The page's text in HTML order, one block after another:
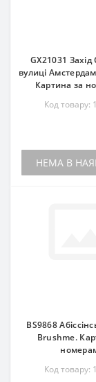
GX21031
вулиці
Картина за
Код товару:
НЕМА В
BS9868
Brushme.
Код товару: